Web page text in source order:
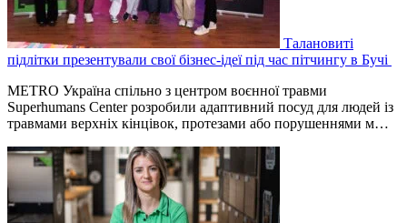
Талановиті
підлітки презентували свої бізнес-ідеї під час пітчингу в Бучі
METRO Україна спільно з центром воєнної травми
Superhumans Center розробили адаптивний посуд для людей із
травмами верхніх кінцівок, протезами або порушеннями м…